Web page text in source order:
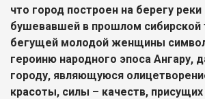
что город построен на берегу
бушевавшей в прошлом сибирской
бегущей молодой женщины
героиню народного эпоса Ангару,
городу, являющуюся
красоты, силы – качеств,